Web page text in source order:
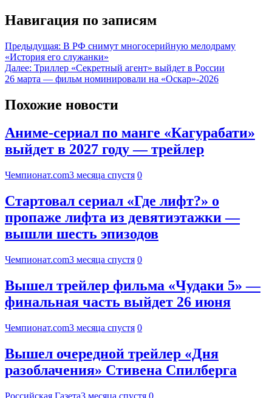
Навигация по записям
Предыдущая: В РФ снимут многосерийную мелодраму
«История его служанки»
Далее: Триллер «Секретный агент» выйдет в России
26 марта — фильм номинировали на «Оскар»-2026
Похожие новости
Аниме-сериал по манге «Кагурабати»
выйдет в 2027 году — трейлер
Чемпионат.com3 месяца спустя 0
Стартовал сериал «Где лифт?» о
пропаже лифта из девятиэтажки —
вышли шесть эпизодов
Чемпионат.com3 месяца спустя 0
Вышел трейлер фильма «Чудаки 5» —
финальная часть выйдет 26 июня
Чемпионат.com3 месяца спустя 0
Вышел очередной трейлер «Дня
разоблачения» Стивена Спилберга
Российская Газета3 месяца спустя 0